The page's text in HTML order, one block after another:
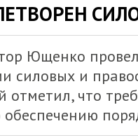
Ющенко
силовых и
отметил, что